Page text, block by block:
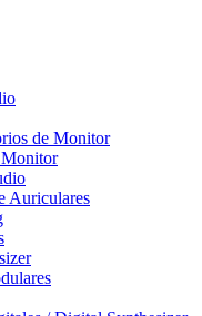
de Monitor
Monitor
Auriculares